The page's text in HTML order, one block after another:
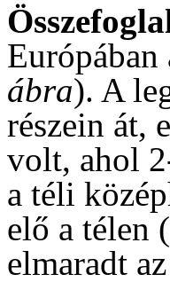
ábra). A
részein át,
volt, ahol
a téli
elő a télen (
elmaradt